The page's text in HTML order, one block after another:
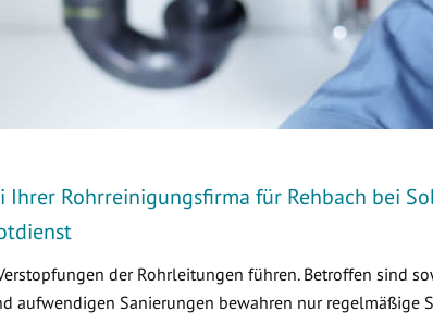
Rohrreinigungsfirma für Rehbach bei
der Rohrleitungen führen. Betroffen sind
aufwendigen Sanierungen bewahren nur regelmäßige